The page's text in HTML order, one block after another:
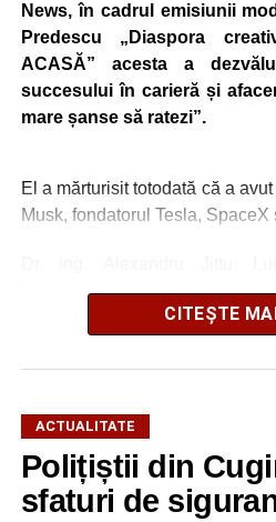
News, în cadrul emisiunii
Predescu „Diaspora
ACASĂ” acesta a
succesului în carieră și
mare șanse să ratezi”.
El a mărturisit totodată că a
Musk, fondatorul Tesla, SpaceX
întotdeuna succes
„Nu am lucrat niciodată
lucrat la Uzina Mecanică
și aici bugetele sunt ale
foarte mult pentru că eu nu
proiect, o comandă, din ziua
CITEȘTE
ACTUALITATE
Polițiștii din
sfaturi de